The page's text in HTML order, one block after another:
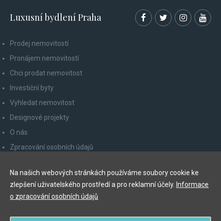
Luxusní bydlení Praha
Prodej nemovitostí
Pronájem nemovitostí
Chci prodat nemovitost
Investiční byty
Vyhledat nemovitost
Designové projekty
O nás
Zpracování osobních údajů
Odhlášení z newsletteru
Na našich webových stránkách používáme soubory cookie ke
zlepšení uživatelského prostředí a pro reklamní účely. Informace
o zpracování osobních údajů